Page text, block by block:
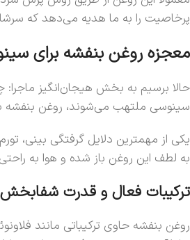
پرخاصیت را به ما هدیه می‌دهد که
معجزه روغن بنفشه برای
حالا برسیم به بخش هیجان‌انگیز
سینوسی ملتهب می‌شوند، روغن بنفشه
یکی از مهمترین دلایل گرفتگی بینی،
به لطف این روغن باز شده و هوا به
ترکیبات فعال و قدرت
روغن بنفشه حاوی ترکیباتی مانند